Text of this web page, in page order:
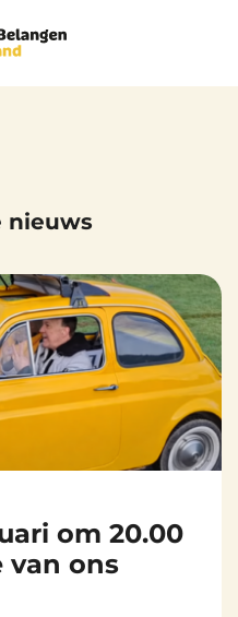
nieuws
om 20.00
van ons